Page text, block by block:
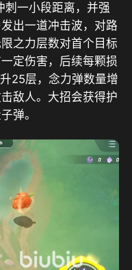
刺一小段距离，并强
出一道冲击波，对路
之力层数对首个目标
定伤害，后续每颗损
25层，念力弹数量增
敌人。大招会获得护
弹。